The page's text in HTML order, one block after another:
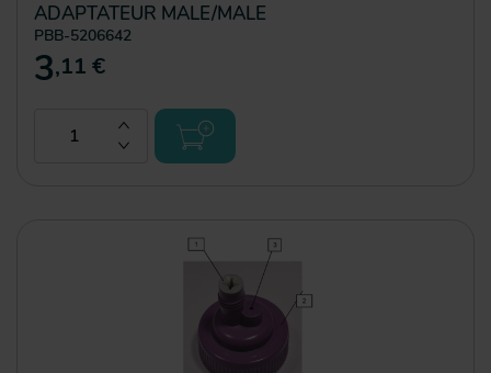
ADAPTATEUR MALE/MALE
PBB-5206642
3,11 €